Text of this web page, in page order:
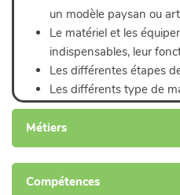
un modèle paysan ou
Le matériel et les
indispensables, leur
Les différentes étapes
Les différents type de
blé tendre, petit
les règles d'hygiènes
Analyse économique
Les débouchés
Métiers
Compétences